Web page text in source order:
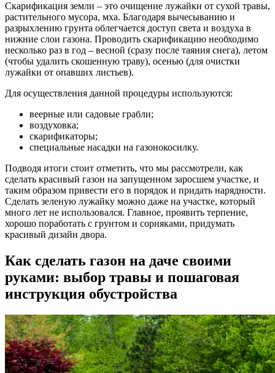
Скарификация земли – это очищение лужайки от сухой травы,
растительного мусора, мха. Благодаря вычесыванию и
разрыхлению грунта облегчается доступ света и воздуха в
нижние слои газона. Проводить скарификацию необходимо
несколько раз в год – весной (сразу после таяния снега), летом
(чтобы удалить скошенную траву), осенью (для очистки
лужайки от опавших листьев).
Для осуществления данной процедуры используются:
веерные или садовые грабли;
воздуховка;
скарификаторы;
специальные насадки на газонокосилку.
Подводя итоги стоит отметить, что мы рассмотрели, как
сделать красивый газон на запущенном заросшем участке, и
таким образом привести его в порядок и придать нарядности.
Сделать зеленую лужайку можно даже на участке, который
много лет не использовался. Главное, проявить терпение,
хорошо поработать с грунтом и сорняками, придумать
красивый дизайн двора.
Как сделать газон на даче своими
руками: выбор травы и пошаговая
инструкция обустройства